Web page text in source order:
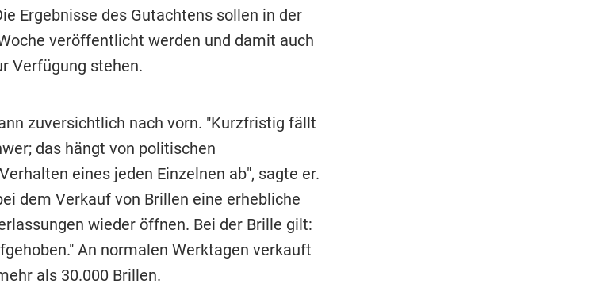
Ergebnisse des Gutachtens sollen in der
veröffentlicht werden und damit auch
Verfügung stehen.
zuversichtlich nach vorn. "Kurzfristig fällt
das hängt von politischen
eines jeden Einzelnen ab", sagte er.
dem Verkauf von Brillen eine erhebliche
wieder öffnen. Bei der Brille gilt:
An normalen Werktagen verkauft
als 30.000 Brillen.